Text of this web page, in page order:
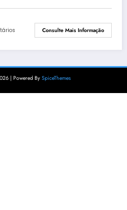
Consulte Mais Informação
| Powered By SpiceThemes